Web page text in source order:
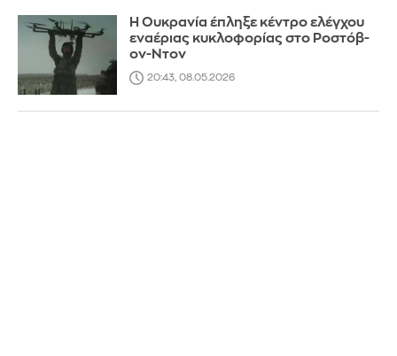
Η Ουκρανία έπληξε κέντρο ελέγχου
εναέριας κυκλοφορίας στο Ροστόβ-
ον-Ντον
20:43, 08.05.2026